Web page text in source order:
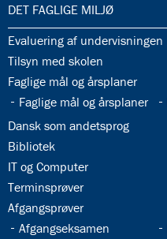
33.0:
DET FAGLIGE MILJØ
33.1:
Evaluering af undervisningen
33.2:
Tilsyn med skolen
33.3:
Faglige mål og årsplaner
33.4:
Faglige mål og årsplaner
33.6:
Dansk som andetsprog
33.7:
Bibliotek
33.8:
IT og Computer
33.9:
Terminsprøver
33.10:
Afgangsprøver
33.11:
Afgangseksamen